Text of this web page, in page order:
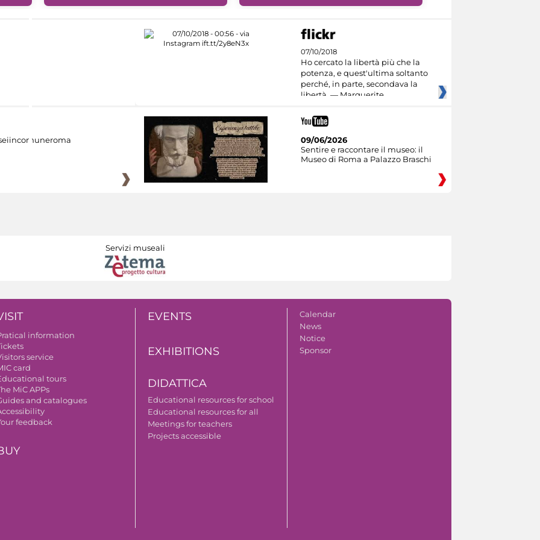
07/10/2018
Ho cercato la libertà più che la
potenza, e quest'ultima soltanto
perché, in parte, secondava la
libertà. — Marguerite
09/06/2026
Sentire e raccontare il museo: il
Museo di Roma a Palazzo Braschi
Servizi museali
information
service
card
tours
MiC APPs
and catalogues
feedback
EVENTS
EXHIBITIONS
DIDATTICA
Educational resources for school
Educational resources for all
Meetings for teachers
Projects accessible
Calendar
News
Notice
Sponsor